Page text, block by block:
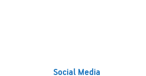
Social Media